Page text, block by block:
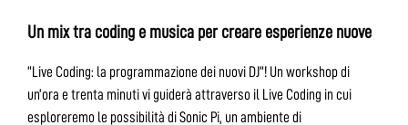
Un mix tra coding e musica per creare esperienze nuove
“Live Coding: la programmazione dei nuovi DJ”! Un workshop di
un’ora e trenta minuti vi guiderà attraverso il Live Coding in cui
esploreremo le possibilità di Sonic Pi, un ambiente di